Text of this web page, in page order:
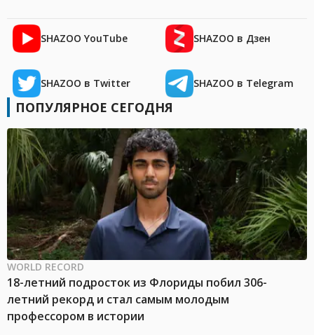
SHAZOO YouTube SHAZOO в Дзен
SHAZOO в Twitter SHAZOO в Telegram
ПОПУЛЯРНОЕ СЕГОДНЯ
WORLD RECORD
18-летний подросток из Флориды побил 306-
летний рекорд и стал самым молодым
профессором в истории